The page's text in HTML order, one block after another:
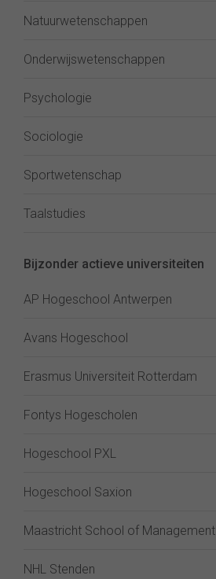
Natuurwetenschappen
Onderwijswetenschappen
Psychologie
Sociologie
Sportwetenschap
Taalstudies
Bijzonder actieve universiteiten
AP Hogeschool Antwerpen
Avans Hogeschool
Erasmus Universiteit Rotterdam
Fontys Hogescholen
Hogeschool PXL
Hogeschool Saxion
Maastricht School of Management
NHL Stenden